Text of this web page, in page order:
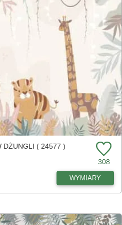
DŻUNGLI ( 24577 )
308
WYMIARY